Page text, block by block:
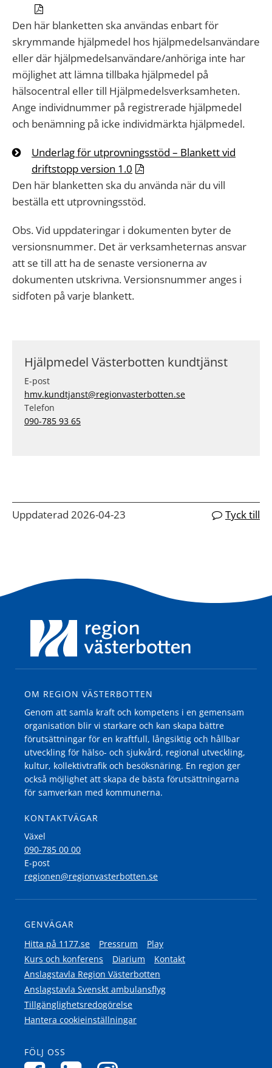
Den här blanketten ska användas enbart för
skrymmande hjälpmedel hos hjälpmedelsanvändare
eller där hjälpmedelsanvändare/anhöriga inte har
möjlighet att lämna tillbaka hjälpmedel på
hälsocentral eller till Hjälpmedelsverksamheten.
Ange individnummer på registrerade hjälpmedel
och benämning på icke individmärkta hjälpmedel.
Underlag för utprovningsstöd – Blankett vid
driftstopp version 1.0
Den här blanketten ska du använda när du vill
beställa ett utprovningsstöd.
Obs. Vid uppdateringar i dokumenten byter de
versionsnummer. Det är verksamheternas ansvar
att se till att ha de senaste versionerna av
dokumenten utskrivna. Versionsnummer anges i
sidfoten på varje blankett.
Hjälpmedel Västerbotten kundtjänst
E-post
hmv.kundtjanst@regionvasterbotten.se
Telefon
090-785 93 65
Uppdaterad 2026-04-23 Tyck till
OM REGION VÄSTERBOTTEN
Genom att samla kraft och kompetens i en gemensam
organisation blir vi starkare och kan skapa bättre
förutsättningar för en kraftfull, långsiktig och hållbar
utveckling för hälso- och sjukvård, regional utveckling,
kultur, kollektivtrafik och besöksnäring. En region ger
också möjlighet att skapa de bästa förutsättningarna
för samverkan med kommunerna.
KONTAKTVÄGAR
Växel
090-785 00 00
E-post
regionen@regionvasterbotten.se
GENVÄGAR
Hitta på 1177.se
Pressrum
Play
Kurs och konferens
Diarium
Kontakt
Anslagstavla Region Västerbotten
Anslagstavla Svenskt ambulansflyg
Tillgänglighetsredogörelse
Hantera cookieinställningar
FÖLJ OSS